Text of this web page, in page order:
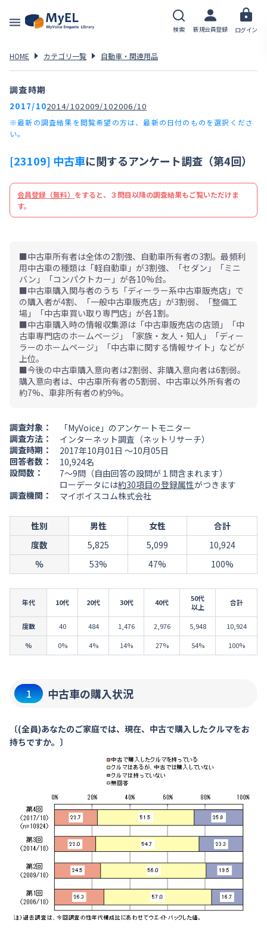
検索 新規会員登録 ログイン
HOME カテゴリ一覧 自動車・関連用品
調査時期
2017/102014/102009/102006/10
※最新の調査結果を閲覧希望の方は、最新の日付のものを選択くださ
い。
[23109] 中古車に関するアンケート調査（第4回）
会員登録（無料） をすると、３問目以降の調査結果もご覧いただけま
す。
■中古車所有者は全体の2割強、自動車所有者の3割。最頻利
用中古車の種類は「軽自動車」が3割強、「セダン」「ミニ
バン」「コンパクトカー」が各10%台。
■中古車購入関与者のうち「ディーラー系中古車販売店」で
の購入者が4割、「一般中古車販売店」が3割弱、「整備工
場」「中古車買い取り専門店」が各1割。
■中古車購入時の情報収集源は「中古車販売店の店頭」「中
古車専門店のホームページ」「家族・友人・知人」「ディー
ラーのホームページ」「中古車に関する情報サイト」などが
上位。
■今後の中古車購入意向者は2割弱、非購入意向者は6割弱。
購入意向者は、中古車所有者の5割弱、中古車以外所有者の
約7%、車非所有者の約9%。
調査対象：
「MyVoice」のアンケートモニター
調査方法：
インターネット調査（ネットリサーチ）
調査時期：
2017年10月01日 ～10月05日
回答者数：
10,924名
設問数：
7～9問（自由回答の設問が１問含まれます）
ローデータには約30項目の登録属性がつきます
調査機関：
マイボイスコム株式会社
性別 男性 女性
合計
度数
5,825 5,099
10,924
％
53% 47% 100%
年代 10代 20代 30代 40代
50代
以上
合計
度数 40 484 1,476 2,976 5,948
10,924
％
0% 4% 14% 27% 54% 100%
1 中古車の購入状況
〔(全員)あなたのご家庭では、現在、中古で購入したクルマをお
持ちですか。〕